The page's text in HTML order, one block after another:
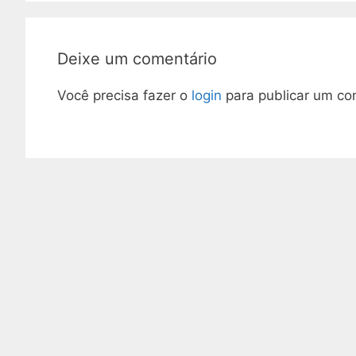
Deixe um comentário
Você precisa fazer o login para publicar um